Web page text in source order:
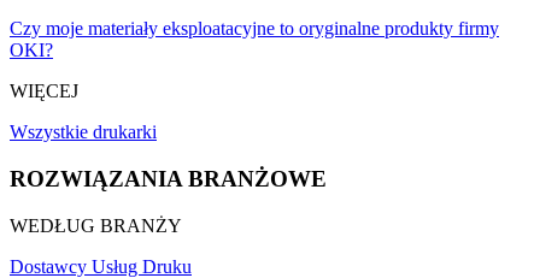
Czy moje materiały eksploatacyjne to oryginalne produkty firmy
OKI?
WIĘCEJ
Wszystkie drukarki
ROZWIĄZANIA BRANŻOWE
WEDŁUG BRANŻY
Dostawcy Usług Druku